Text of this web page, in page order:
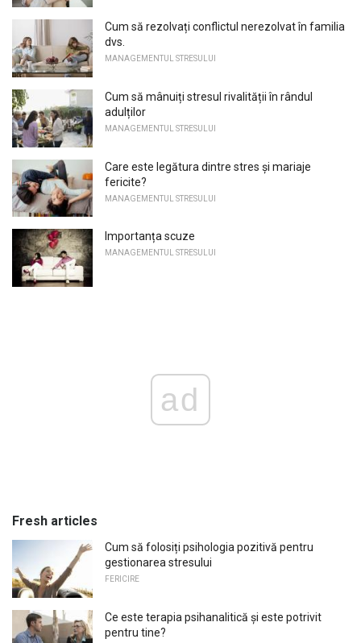
Cum să rezolvați conflictul nerezolvat în familia
dvs.
MANAGEMENTUL STRESULUI
Cum să mânuiți stresul rivalității în rândul
adulților
MANAGEMENTUL STRESULUI
Care este legătura dintre stres și mariaje
fericite?
MANAGEMENTUL STRESULUI
Importanța scuze
MANAGEMENTUL STRESULUI
ad
Fresh articles
Cum să folosiți psihologia pozitivă pentru
gestionarea stresului
FERICIRE
Ce este terapia psihanalitică și este potrivit
pentru tine?